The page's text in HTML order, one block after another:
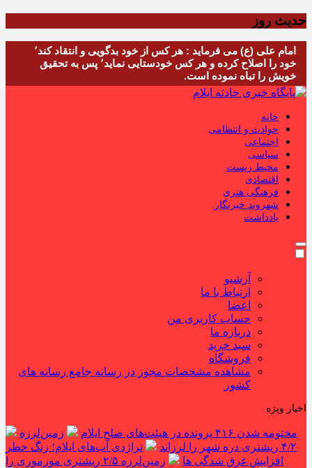
حدیث روز
امام علی (ع) می فرماید : هر کس از خود بدگویی و انتقاد کند٬
خود را اصلاح کرده و هر کس خودستایی نماید٬ پس به تحقیق
خویش را تباه نموده است.
خانه
حوادث و انتظامی
اجتماعی
سیاسی
محیط زیست
اقتصادی
فرهنگی هنری
شهروند خبرنگار
یادداشت
آرشیو
ارتباط با ما
اعضا
حساب کاربری من
درباره ما
سبد خرید
فروشگاه
مشاهده مشخصات مجوز در رسانه جامع رسانه های
کشور
اخبار ویژه
مختومه شدن ۴۱۶ پرونده در هیئت‌های صلح ایلام
زمین‌لرزه
۴/۲ ریشتری دره شهر را لرزاند
تراژدی آب‌های ایلام؛ زنگ خطر
افزایش غرق شدگی ها
زمین‌لرزه ۲/۵ ریشتری مورموری را